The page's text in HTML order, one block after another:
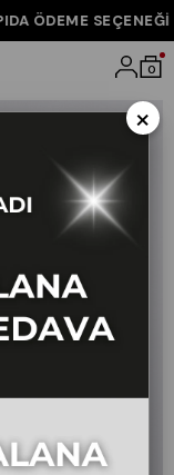
ÖDEME SEÇENEĞİ
0
Dar Paça Kumaş
×